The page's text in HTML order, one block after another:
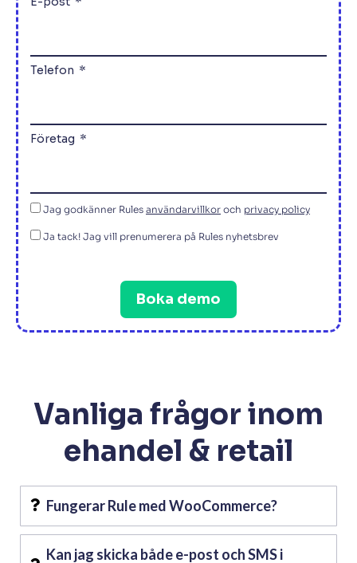
Telefon
Företag
Jag godkänner Rules användarvillkor och privacy policy
Ja tack! Jag vill prenumerera på Rules nyhetsbrev
Boka demo
Vanliga frågor inom
ehandel & retail
Fungerar Rule med WooCommerce?
Kan jag skicka både e-post och SMS i